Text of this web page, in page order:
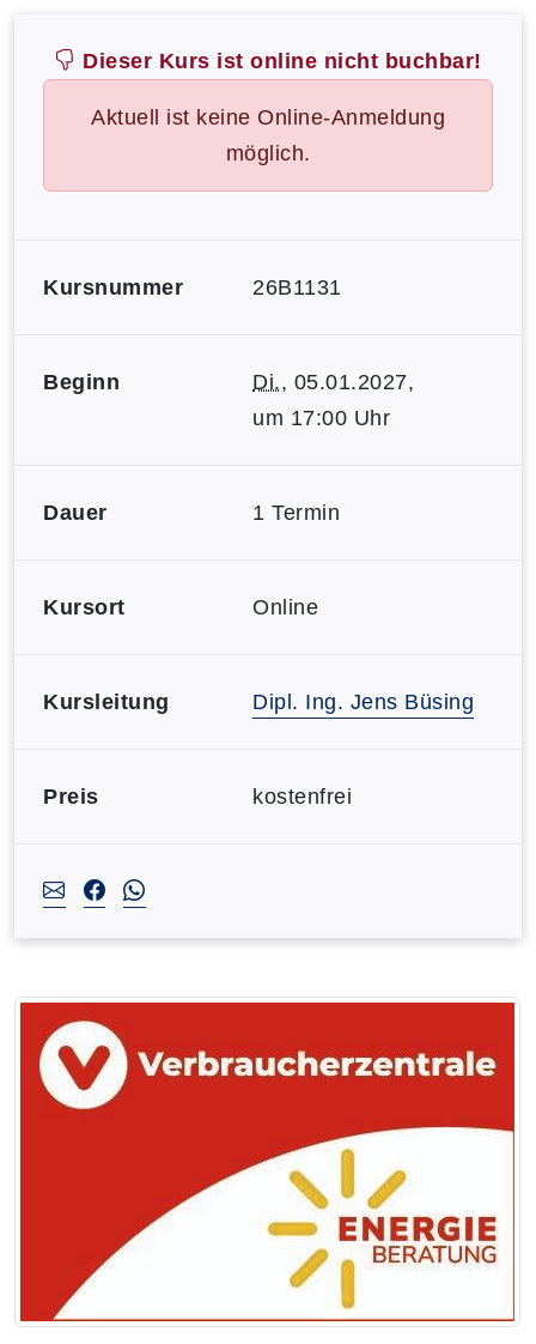
Dieser Kurs ist online nicht buchbar!
Aktuell ist keine Online-Anmeldung
möglich.
Kursnummer 26B1131
Beginn Di., 05.01.2027,
um 17:00 Uhr
Dauer 1 Termin
Kursort Online
Kursleitung Dipl. Ing. Jens Büsing
Preis kostenfrei